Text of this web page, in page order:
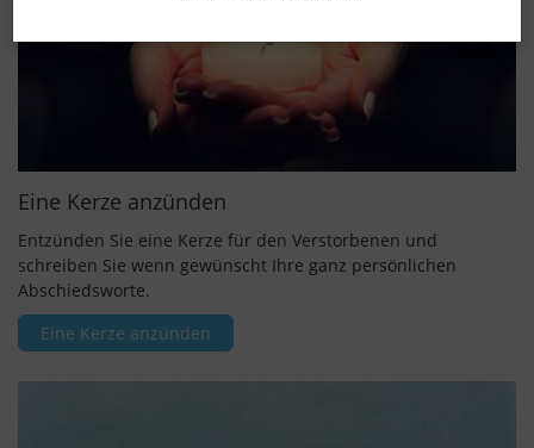
Eine Kerze anzünden
Entzünden Sie eine Kerze für den Verstorbenen und
schreiben Sie wenn gewünscht Ihre ganz persönlichen
Abschiedsworte.
Eine Kerze anzünden